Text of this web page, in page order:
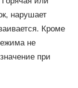
нарушает
Кроме
не
при